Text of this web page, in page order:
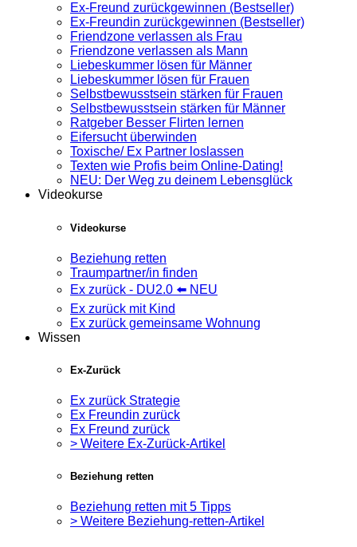
Ex-Freund zurückgewinnen (Bestseller)
Ex-Freundin zurückgewinnen (Bestseller)
Friendzone verlassen als Frau
Friendzone verlassen als Mann
Liebeskummer lösen für Männer
Liebeskummer lösen für Frauen
Selbstbewusstsein stärken für Frauen
Selbstbewusstsein stärken für Männer
Ratgeber Besser Flirten lernen
Eifersucht überwinden
Toxische/ Ex Partner loslassen
Texten wie Profis beim Online-Dating!
NEU: Der Weg zu deinem Lebensglück
Videokurse
Videokurse
Beziehung retten
Traumpartner/in finden
Ex zurück - DU2.0 ⬅️ NEU
Ex zurück mit Kind
Ex zurück gemeinsame Wohnung
Wissen
Ex-Zurück
Ex zurück Strategie
Ex Freundin zurück
Ex Freund zurück
> Weitere Ex-Zurück-Artikel
Beziehung retten
Beziehung retten mit 5 Tipps
> Weitere Beziehung-retten-Artikel